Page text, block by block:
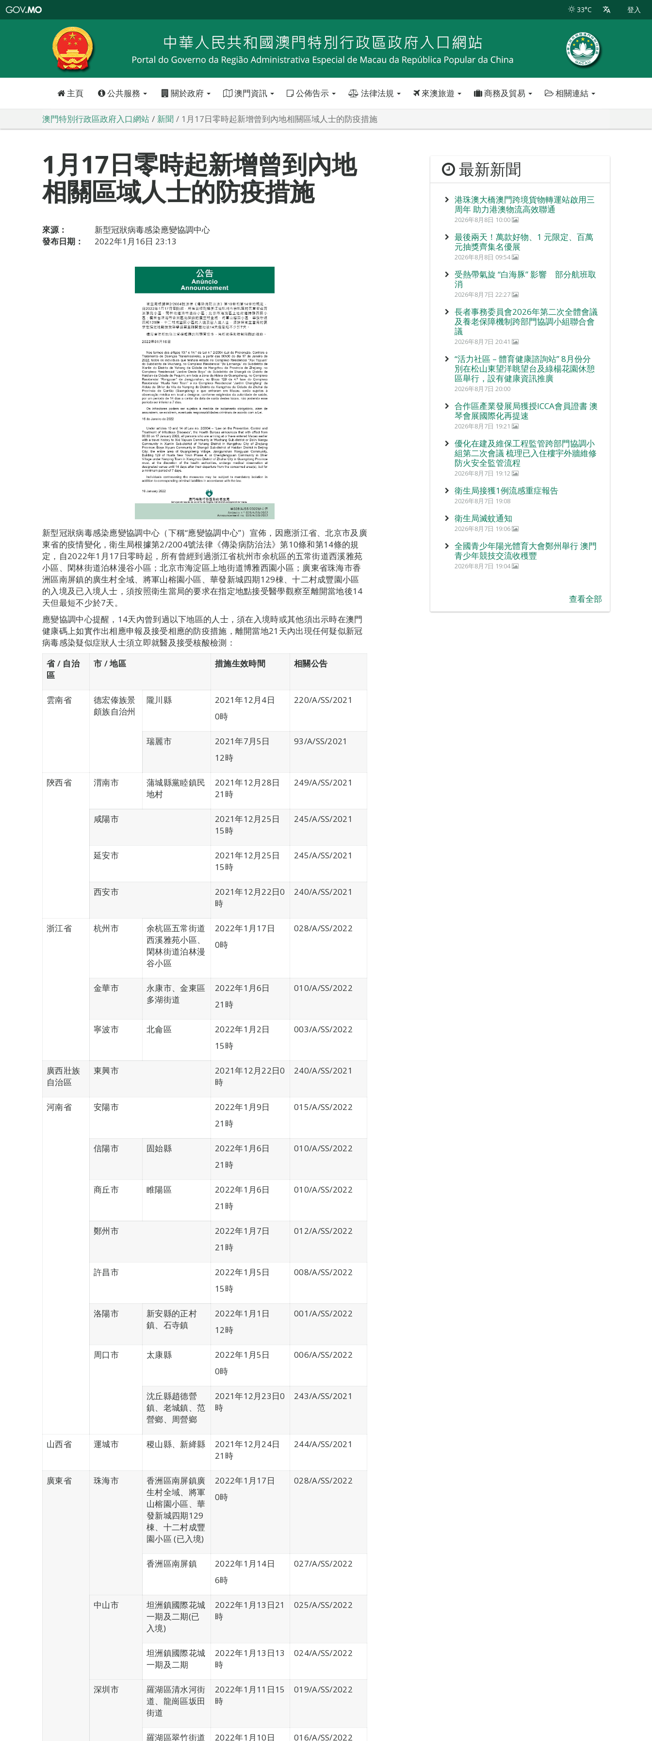
特
政
區
政
口
33°C 登入
主頁 公共服務 關於政府 澳門資訊 公佈告示 法律法規 來澳旅遊 商務及貿易 相關連結
澳門特別行政區政府入口網站 新聞 1月17日零時起新增曾到內地相關區域人士的防疫措施
1月17日零時起新增曾到內地
相關區域人士的防疫措施
來源：
新型冠狀病毒感染應變協調中心
發布日期：
2022年1月16日 23:13
新型冠狀病毒感染應變協調中心（下稱“應變協調中心”）宣佈，因應浙江省、北京市及廣
東省的疫情變化，衛生局根據第2/2004號法律《傳染病防治法》第10條和第14條的規
定，自2022年1月17日零時起，所有曾經到過浙江省杭州市余杭區的五常街道西溪雅苑
小區、閑林街道泊林漫谷小區；北京市海淀區上地街道博雅西園小區；廣東省珠海市香
洲區南屏鎮的廣生村全域、將軍山榕園小區、華發新城四期129棟、十二村成豐園小區
的入境及已入境人士，須按照衛生當局的要求在指定地點接受醫學觀察至離開當地後14
天但最短不少於7天。
應變協調中心提醒，14天內曾到過以下地區的人士，須在入境時或其他須出示時在澳門
健康碼上如實作出相應申報及接受相應的防疫措施，離開當地21天內出現任何疑似新冠
病毒感染疑似症狀人士須立即就醫及接受核酸檢測：
省 / 自治
區
市 / 地區 措施生效時間 相關公告
雲南省
德宏傣族景
頗族自治州
隴川縣
2021年12月4日
0時
220/A/SS/2021
瑞麗市
2021年7月5日
12時
93/A/SS/2021
陝西省 渭南市
蒲城縣黨睦鎮民
地村
2021年12月28日
21時
249/A/SS/2021
咸陽市
2021年12月25日
15時
245/A/SS/2021
延安市
2021年12月25日
15時
245/A/SS/2021
西安市
2021年12月22日0
時
240/A/SS/2021
浙江省 杭州市
余杭區五常街道
西溪雅苑小區、
閑林街道泊林漫
谷小區
2022年1月17日
0時
028/A/SS/2022
金華市
永康市、金東區
多湖街道
2022年1月6日
21時
010/A/SS/2022
寧波市 北侖區
2022年1月2日
15時
003/A/SS/2022
廣西壯族
自治區
東興市
2021年12月22日0
時
240/A/SS/2021
河南省 安陽市
2022年1月9日
21時
015/A/SS/2022
信陽市 固始縣
2022年1月6日
21時
010/A/SS/2022
商丘市 睢陽區
2022年1月6日
21時
010/A/SS/2022
鄭州市
2022年1月7日
21時
012/A/SS/2022
許昌市
2022年1月5日
15時
008/A/SS/2022
洛陽市
新安縣的正村
鎮、石寺鎮
2022年1月1日
12時
001/A/SS/2022
周口市 太康縣
2022年1月5日
0時
006/A/SS/2022
沈丘縣趙德營
鎮、老城鎮、范
營鄉、周營鄉
2021年12月23日0
時
243/A/SS/2021
山西省 運城市 稷山縣、新絳縣
2021年12月24日
21時
244/A/SS/2021
廣東省 珠海市
香洲區南屏鎮廣
生村全域、將軍
山榕園小區、華
發新城四期129
棟、十二村成豐
園小區 (已入境)
2022年1月17日
0時
028/A/SS/2022
香洲區南屏鎮
2022年1月14日
6時
027/A/SS/2022
中山市
坦洲鎮國際花城
一期及二期(已
入境)
2022年1月13日21
時
025/A/SS/2022
坦洲鎮國際花城
一期及二期
2022年1月13日13
時
024/A/SS/2022
深圳市
羅湖區清水河街
道、龍崗區坂田
街道
2022年1月11日15
時
019/A/SS/2022
羅湖區翠竹街道 2022年1月10日 016/A/SS/2022
最新新聞
港珠澳大橋澳門跨境貨物轉運站啟用三
周年 助力港澳物流高效聯通
2026年8月8日 10:00
最後兩天！萬款好物、1 元限定、百萬
元抽獎齊集名優展
2026年8月8日 09:54
受熱帶氣旋 “白海豚” 影響 部分航班取
消
2026年8月7日 22:27
長者事務委員會2026年第二次全體會議
及養老保障機制跨部門協調小組聯合會
議
2026年8月7日 20:41
“活力社區 – 體育健康諮詢站” 8月份分
別在松山東望洋眺望台及綠楊花園休憩
區舉行，設有健康資訊推廣
2026年8月7日 20:00
合作區產業發展局獲授ICCA會員證書 澳
琴會展國際化再提速
2026年8月7日 19:21
優化在建及維保工程監管跨部門協調小
組第二次會議 梳理已入住樓宇外牆維修
防火安全監管流程
2026年8月7日 19:12
衛生局接獲1例流感重症報告
2026年8月7日 19:08
衛生局滅蚊通知
2026年8月7日 19:06
全國青少年陽光體育大會鄭州舉行 澳門
青少年競技交流收穫豐
2026年8月7日 19:04
查看全部